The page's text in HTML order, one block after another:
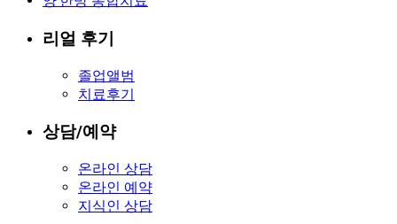
리얼 후기
졸업앨범
치료후기
상담/예약
온라인 상담
온라인 예약
지식인 상담